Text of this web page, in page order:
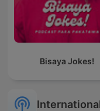
Bisaya Jokes!